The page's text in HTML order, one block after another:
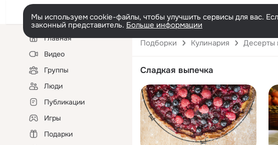
Мы используем cookie-файлы, чтобы улучшить сервисы для вас.
законный представитель. Больше информации
Левая
колонкаГлавная
Видео
Группы
Люди
Публикации
Игры
Подарки
Подборки Кулинария Десерты
Сладкая выпечка